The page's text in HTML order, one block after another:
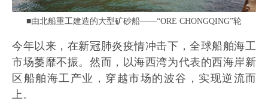
■由北船重工建造的大型矿砂船——“ORE CHONGQING”轮
今年以来，在新冠肺炎疫情冲击下，全球船舶海工
市场萎靡不振。然而，以海西湾为代表的西海岸新
区船舶海工产业，穿越市场的波谷，实现逆流而
上。